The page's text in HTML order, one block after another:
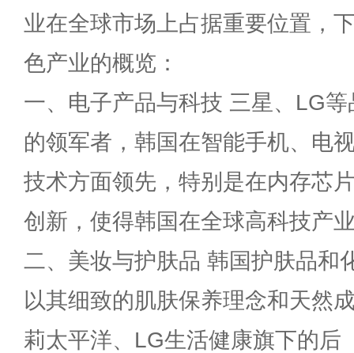
业在全球市场上占据重要位置，
色产业的概览：
一、电子产品与科技 三星、LG
的领军者，韩国在智能手机、电
技术方面领先，特别是在内存芯
创新，使得韩国在全球高科技产
二、美妆与护肤品 韩国护肤品和
以其细致的肌肤保养理念和天然
莉太平洋、LG生活健康旗下的后